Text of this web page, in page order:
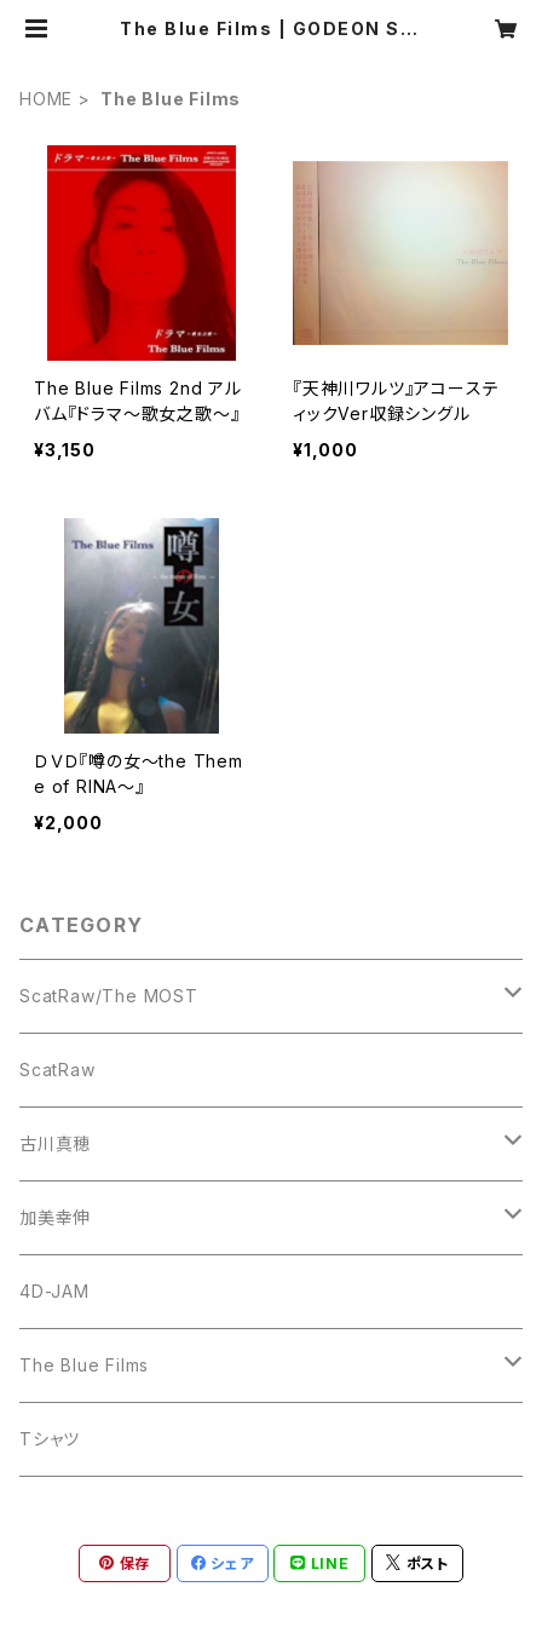
The Blue Films | GODEON Sto
HOME The Blue Films
The Blue Films 2nd アル
バム『ドラマ～歌女之歌～』
¥3,150
『天神川ワルツ』アコーステ
ィックVer収録シングル
¥1,000
ＤＶＤ『噂の女～the Them
e of RINA～』
¥2,000
CATEGORY
ScatRaw/The MOST
CD
ScatRaw
古川真穂
CD-Single
CD-Album
加美幸伸
God N' Stone
4D-JAM
The Blue Films
CD-Single
Tシャツ
保存 シェア LINE ポスト